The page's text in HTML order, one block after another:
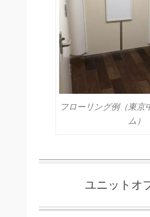
フローリング例（東京
ム）
ユニットオ